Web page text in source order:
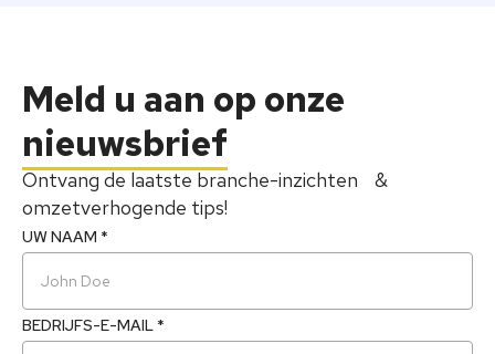
Meld u aan op onze
nieuwsbrief
Ontvang de laatste branche-inzichten &
omzetverhogende tips!
UW NAAM *
BEDRIJFS-E-MAIL *